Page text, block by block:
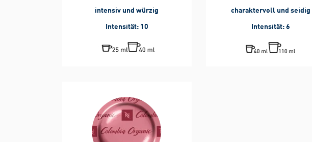
intensiv und würzig
Intensität: 10
charaktervoll und seidig
Intensität: 6